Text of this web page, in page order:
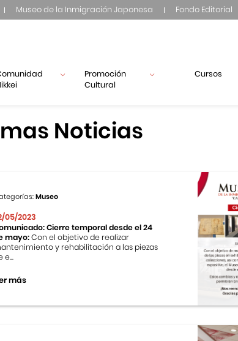
Museo de la Inmigración Japonesa Fondo Editorial
Promoción
Cultural
Cursos
Noticias
Museo
05/2023
Cierre temporal desde el 24
mayo:Con el objetivo de realizar
y rehabilitación a las piezas
e...
más